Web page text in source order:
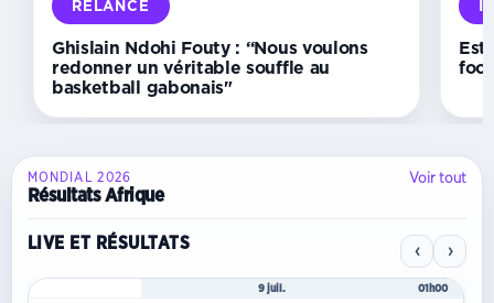
football
nombre
licenciés »
RELANCE
Ghislain Ndohi Fouty : “Nous voulons
redonner un véritable souffle au
basketball gabonais"
MONDIAL 2026
Résultats Afrique
Voir tout
LIVE ET RÉSULTATS ‹ ›
9 juil. 01h00